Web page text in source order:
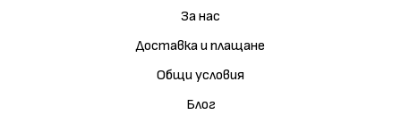
За нас
Доставка и плащане
Общи условия
Блог